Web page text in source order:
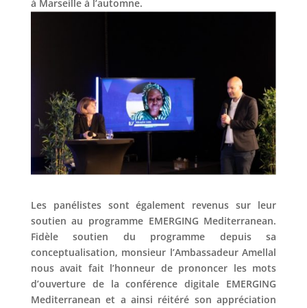
à Marseille à l’automne.
Les panélistes sont également revenus sur leur
soutien au programme EMERGING Mediterranean.
Fidèle soutien du programme depuis sa
conceptualisation, monsieur l’Ambassadeur Amellal
nous avait fait l’honneur de prononcer les mots
d’ouverture de la conférence digitale EMERGING
Mediterranean et a ainsi réitéré son appréciation